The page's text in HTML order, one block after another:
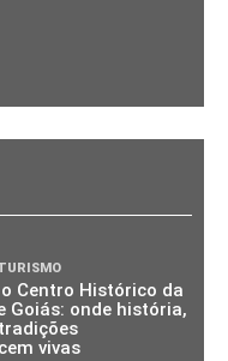
Centro Histórico da
Goiás: onde história,
vivas